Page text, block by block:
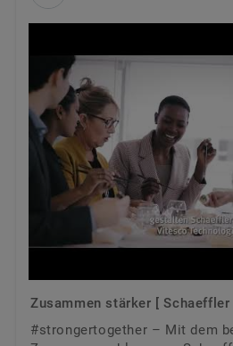
Zusammen stärker [
#strongertogether – Mit dem